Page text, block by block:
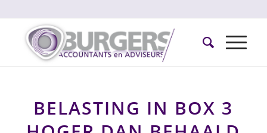
BELASTING IN BOX 3